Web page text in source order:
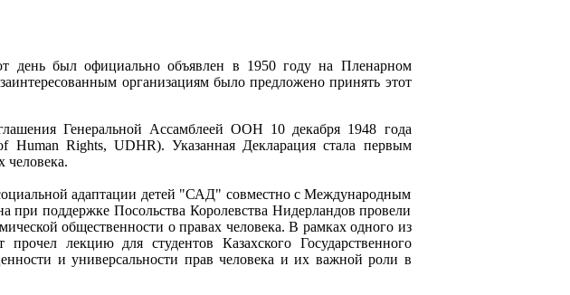
день был официально объявлен в 1950 году на Пленарном
организациям было предложено принять этот
Генеральной Ассамблеей ООН 10 декабря 1948 года
Human Rights, UDHR). Указанная Декларация стала первым
адаптации детей "САД" совместно с Международным
при поддержке Посольства Королевства Нидерландов провели
общественности о правах человека. В рамках одного из
лекцию для студентов Казахского Государственного
и универсальности прав человека и их важной роли в